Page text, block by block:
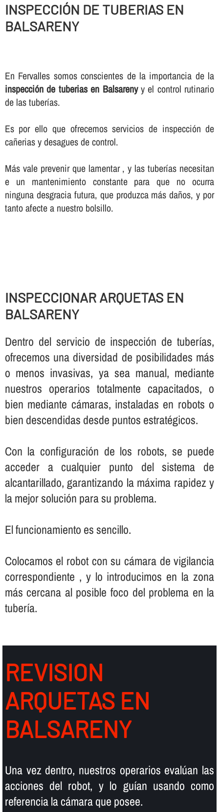
INSPECCIÓN DE TUBERIAS EN
BALSARENY
En Fervalles somos conscientes de la importancia de la
inspección de tuberias en Balsarenyy el control rutinario
de las tuberí­as.
Es por ello que ofrecemos servicios de inspección de
cañerias y desagues de control.
Más vale prevenir que lamentar , y las tuberí­as necesitan
e un mantenimiento constante para que no ocurra
ninguna desgracia futura, que produzca más daños, y por
tanto afecte a nuestro bolsillo.
INSPECCIONAR ARQUETAS EN
BALSARENY
Dentro del servicio de inspección de tuberí­as,
ofrecemos una diversidad de posibilidades más
o menos invasivas, ya sea manual, mediante
nuestros operarios totalmente capacitados, o
bien mediante cámaras, instaladas en robots o
bien descendidas desde puntos estratégicos.
Con la configuración de los robots, se puede
acceder a cualquier punto del sistema de
alcantarillado, garantizando la máxima rapidez y
la mejor solución para su problema.
El funcionamiento es sencillo.
Colocamos el robot con su cámara de vigilancia
correspondiente , y lo introducimos en la zona
más cercana al posible foco del problema en la
tuberí­a.
REVISION
ARQUETAS EN
BALSARENY
Una vez dentro, nuestros operarios evalúan las
acciones del robot, y lo guí­an usando como
referencia la cámara que posee.